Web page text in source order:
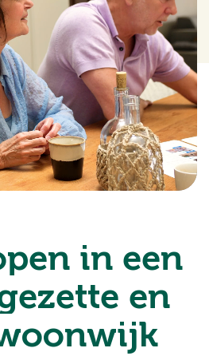
in een
en